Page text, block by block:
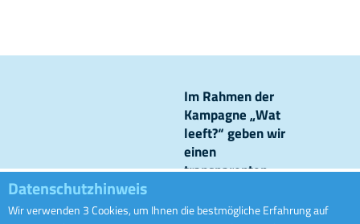
Datenschutzhinweis
Wir verwenden 3 Cookies, um Ihnen die bestmögliche Erfahrung auf
Im Rahmen der
Kampagne „Wat
leeft?“ geben wir
einen
transparenten
Kanalisationsnetze